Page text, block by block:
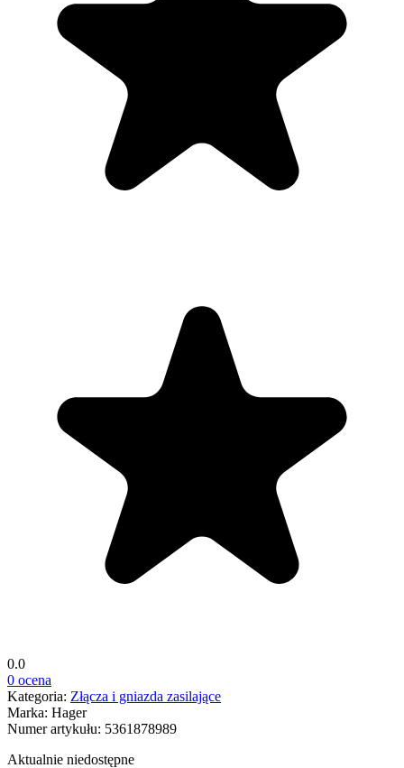
0.0
0 ocena
Kategoria: Złącza i gniazda zasilające
Marka: Hager
Numer artykułu: 5361878989
Aktualnie niedostępne